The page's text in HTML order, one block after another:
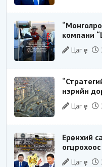
компани
Цаг үе
нэрийн
хуримтлал”
Цаг үе
Ерөнхий
буруугаа
Цаг үе